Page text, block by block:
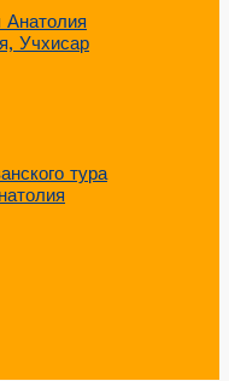
Анатолия